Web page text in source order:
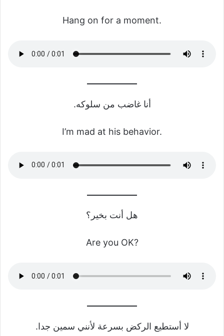
Hang on for a moment.
أنا غاضب من سلوكه.
I’m mad at his behavior.
هل أنت بخير؟
Are you OK?
لا أستطيع الركض بسرعة لأنني سمين جدا.